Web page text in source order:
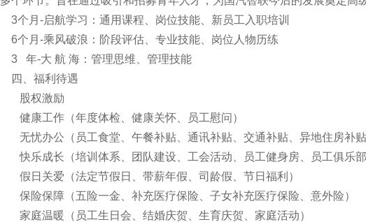
3个月-启航学习：通用课程、岗位技能、新员工入职培训
6个月-乘风破浪：阶段评估、专业技能、岗位人物历练
3 年-大 航 海：管理思维、管理技能
四、福利待遇
股权激励
健康工作（年度体检、健康关怀、员工慰问）
无忧办公（员工食堂、午餐补贴、通讯补贴、交通补贴、异地住房补贴
快乐成长（培训体系、团队建设、工会活动、员工健身房、员工俱乐部
假日关爱（法定节假日、带薪年假、司龄假、节日福利）
保险保障（五险一金、补充医疗保险、子女补充医疗保险、意外险）
家庭温暖（员工生日会、结婚庆贺、生育庆贺、家庭活动）